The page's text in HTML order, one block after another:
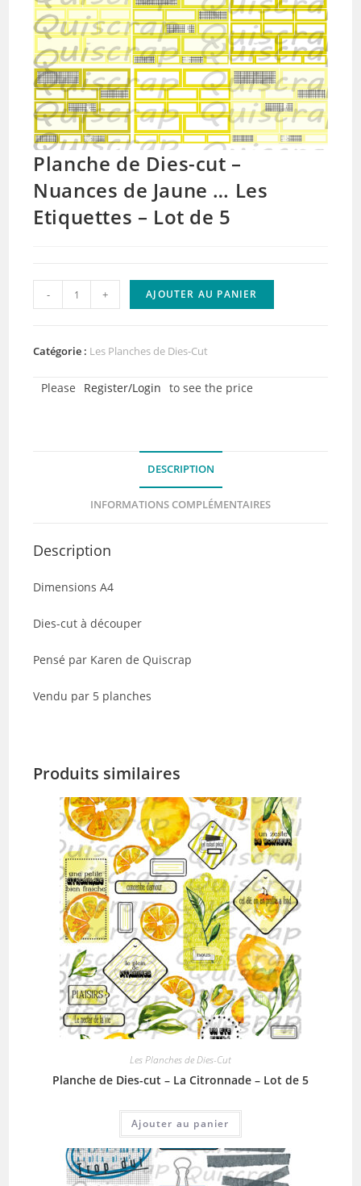
Planche de Dies-cut –
Nuances de Jaune … Les
Etiquettes – Lot de 5
quantité
de
de
cut
-
de
- + AJOUTER AU PANIER
Catégorie : Les Planches de Dies-Cut
Please Register/Login to see the price
DESCRIPTION
INFORMATIONS COMPLÉMENTAIRES
Description
Dimensions A4
Dies-cut à découper
Pensé par Karen de Quiscrap
Vendu par 5 planches
Produits similaires
Les Planches de Dies-Cut
Planche de Dies-cut – La Citronnade – Lot de 5
Ajouter au panier